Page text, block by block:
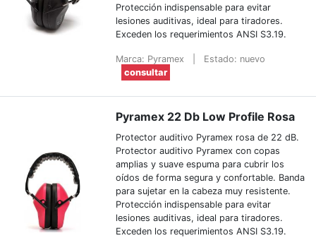
Protección indispensable para evitar
lesiones auditivas, ideal para tiradores.
Exceden los requerimientos ANSI S3.19.
Marca: Pyramex
Estado: nuevo
consultar
Pyramex 22 Db Low Profile Rosa
Protector auditivo Pyramex rosa de 22 dB.
Protector auditivo Pyramex con copas
amplias y suave espuma para cubrir los
oídos de forma segura y confortable. Banda
para sujetar en la cabeza muy resistente.
Protección indispensable para evitar
lesiones auditivas, ideal para tiradores.
Exceden los requerimientos ANSI S3.19.